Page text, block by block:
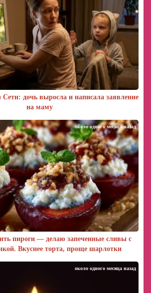
дочь выросла и написала заявление
на маму
пироги — делаю запеченные сливы с
Вкуснее торта, проще шарлотки
около одного месяца назад
около одного месяца назад